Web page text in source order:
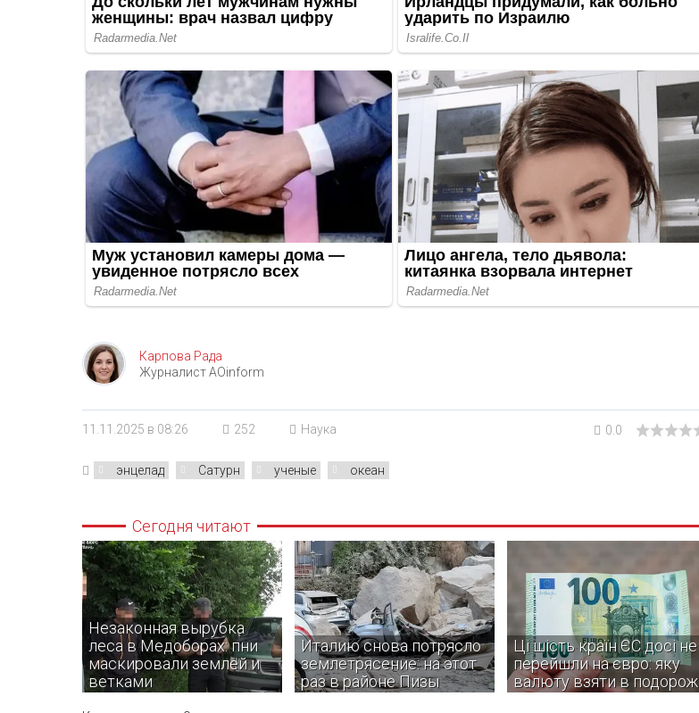
Карпова Рада
Журналист AOinform
11.11.2025 в 08:26 252 Наука 0.0
энцелад Сатурн ученые океан
Сегодня читают
Незаконная вырубка
леса в Медоборах: пни
маскировали землей и
ветками
Италию снова потрясло
землетрясение: на этот
раз в районе Пизы
Ці шість країн ЄС досі не
перейшли на євро: яку
валюту взяти в подорож